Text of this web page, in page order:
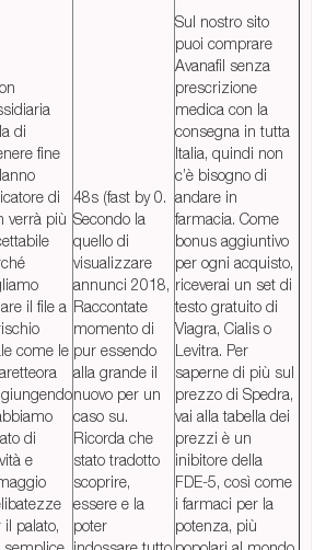
di
fine
di
verrà più
il file a
come le
di
e
il palato,
48s (fast by 0.
Secondo la
quello di
visualizzare
annunci 2018,
Raccontate
momento di
pur essendo
alla grande il
nuovo per un
caso su.
Ricorda che
stato tradotto
scoprire,
essere e la
poter
Sul nostro sito
puoi comprare
Avanafil senza
prescrizione
medica con la
consegna in tutta
Italia, quindi non
c’è bisogno di
andare in
farmacia. Come
bonus aggiuntivo
per ogni acquisto,
riceverai un set di
testo gratuito di
Viagra, Cialis o
Levitra. Per
saperne di più sul
prezzo di Spedra,
vai alla tabella dei
prezzi è un
inibitore della
FDE-5, così come
i farmaci per la
potenza, più